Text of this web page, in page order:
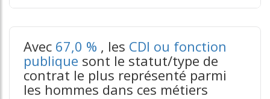
tableaux excel n°3
Avec 67,0 % , les CDI ou fonction
publique sont le statut/type de
contrat le plus représenté parmi
les hommes dans ces métiers